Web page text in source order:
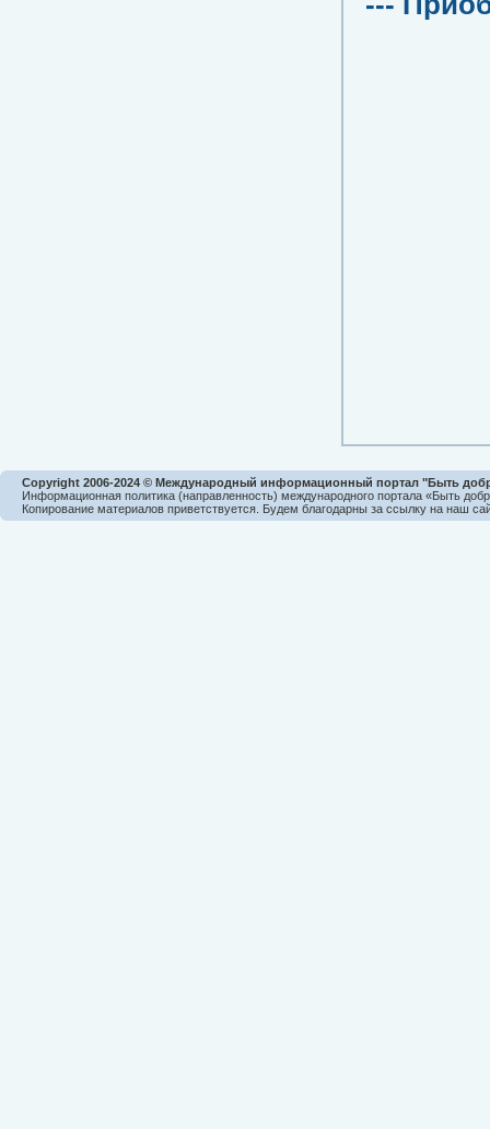
Copyright 2006-2024 © Международный информационный портал "Быть
Информационная политика (направленность) международного портала «Быть
Копирование материалов приветствуется. Будем благодарны за ссылку на наш